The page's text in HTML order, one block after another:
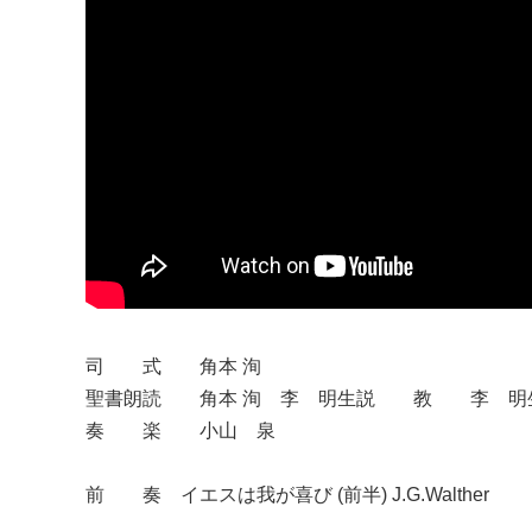
司 式 角本 洵
聖書朗読 角本 洵 李 明生説 教 李 明
奏 楽 小山 泉
前 奏 イエスは我が喜び (前半) J.G.Walther